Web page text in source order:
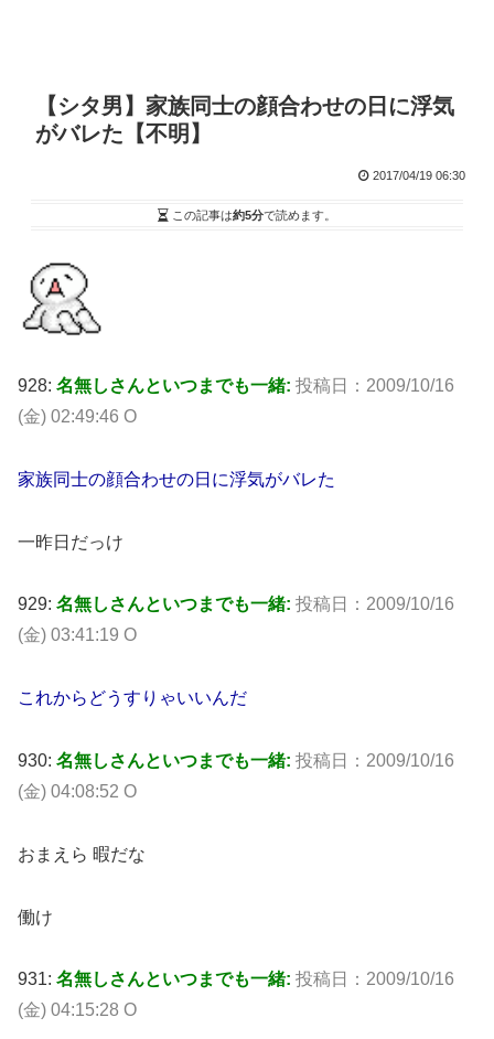
【シタ男】家族同士の顔合わせの日に浮気
がバレた【不明】
2017/04/19 06:30
この記事は約5分で読めます。
928: 名無しさんといつまでも一緒: 投稿日：2009/10/16
(金) 02:49:46 O
家族同士の顔合わせの日に浮気がバレた
一昨日だっけ
929: 名無しさんといつまでも一緒: 投稿日：2009/10/16
(金) 03:41:19 O
これからどうすりゃいいんだ
930: 名無しさんといつまでも一緒: 投稿日：2009/10/16
(金) 04:08:52 O
おまえら 暇だな
働け
931: 名無しさんといつまでも一緒: 投稿日：2009/10/16
(金) 04:15:28 O